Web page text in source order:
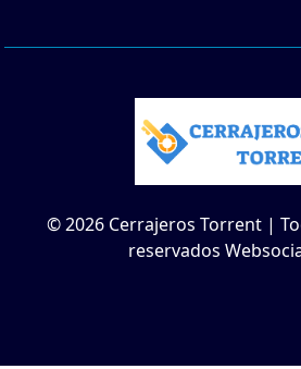
© 2026 Cerrajeros Torrent |
reservados